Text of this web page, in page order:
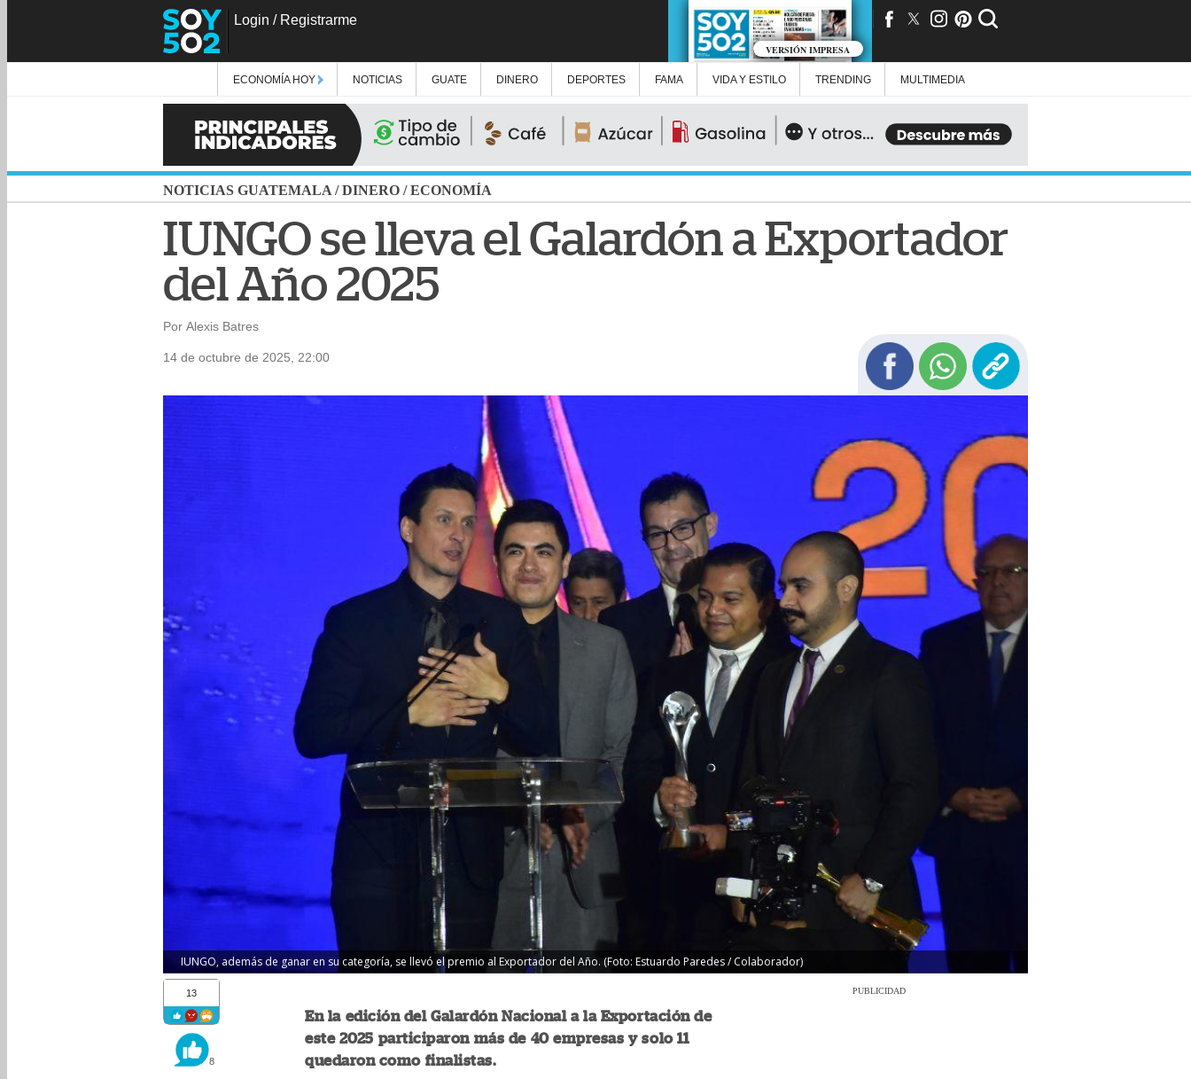
Login / Registrarme
VERSIÓN IMPRESA
ECONOMÍA HOY NOTICIAS GUATE DINERO DEPORTES FAMA VIDA Y ESTILO TRENDING MULTIMEDIA
NOTICIAS GUATEMALA /DINERO /ECONOMÍA
IUNGO se lleva el Galardón a Exportador
del Año 2025
Por Alexis Batres
14 de octubre de 2025, 22:00
IUNGO, además de ganar en su categoría, se llevó el premio al Exportador del Año. (Foto: Estuardo Paredes / Colaborador)
13
8
En la edición del Galardón Nacional a la Exportación de
este 2025 participaron más de 40 empresas y solo 11
quedaron como finalistas.
PUBLICIDAD